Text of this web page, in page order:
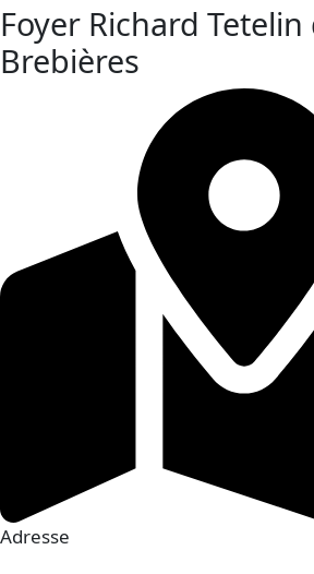
Foyer Richard Tetelin
Brebières
Adresse